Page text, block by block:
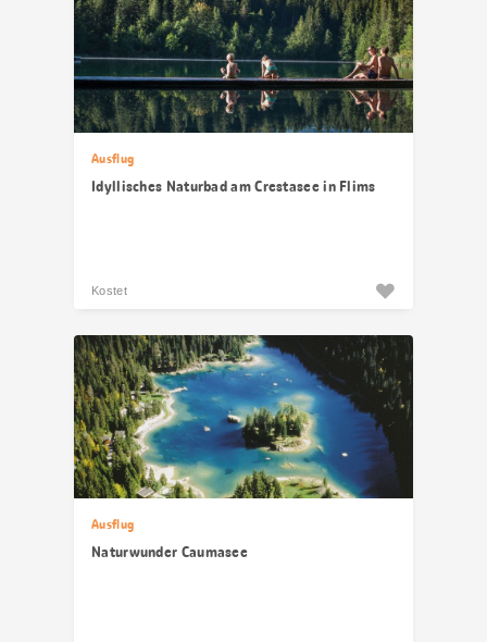
Ausflug
Idyllisches Naturbad am Crestasee in Flims
Kostet
Ausflug
Naturwunder Caumasee